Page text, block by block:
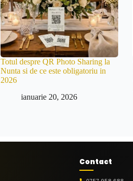
Totul despre QR Photo Sharing la
Nunta si de ce este obligatoriu in
2026
ianuarie 20, 2026
Contact